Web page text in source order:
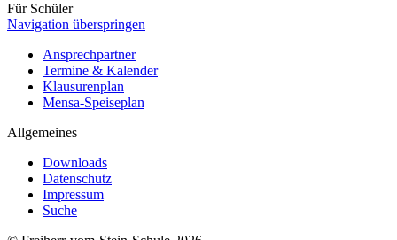
Für Schüler
Navigation überspringen
Ansprechpartner
Termine & Kalender
Klausurenplan
Mensa-Speiseplan
Allgemeines
Downloads
Datenschutz
Impressum
Suche